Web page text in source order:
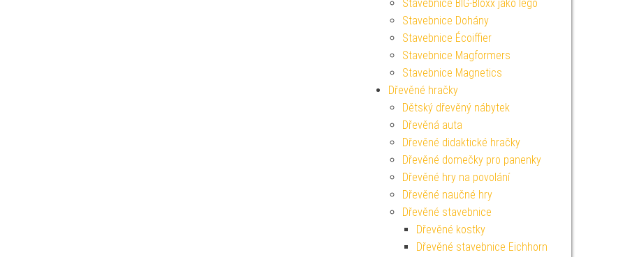
Stavebnice BIG-Bloxx jako lego
Stavebnice Dohány
Stavebnice Écoiffier
Stavebnice Magformers
Stavebnice Magnetics
Dřevěné hračky
Dětský dřevěný nábytek
Dřevěná auta
Dřevěné didaktické hračky
Dřevěné domečky pro panenky
Dřevěné hry na povolání
Dřevěné naučné hry
Dřevěné stavebnice
Dřevěné kostky
Dřevěné stavebnice Eichhorn